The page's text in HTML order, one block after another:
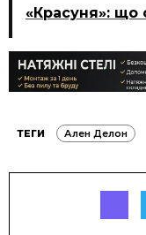
«Красуня»: що
ТЕГИ Ален Делон